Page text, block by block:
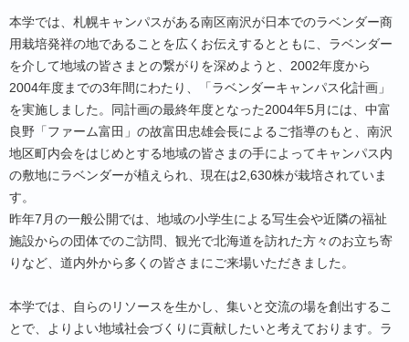
本学では、札幌キャンパスがある南区南沢が日本でのラベンダー商
用栽培発祥の地であることを広くお伝えするとともに、ラベンダー
を介して地域の皆さまとの繋がりを深めようと、2002年度から
2004年度までの3年間にわたり、「ラベンダーキャンパス化計画」
を実施しました。同計画の最終年度となった2004年5月には、中富
良野「ファーム富田」の故富田忠雄会長によるご指導のもと、南沢
地区町内会をはじめとする地域の皆さまの手によってキャンパス内
の敷地にラベンダーが植えられ、現在は2,630株が栽培されていま
す。
昨年7月の一般公開では、地域の小学生による写生会や近隣の福祉
施設からの団体でのご訪問、観光で北海道を訪れた方々のお立ち寄
りなど、道内外から多くの皆さまにご来場いただきました。
本学では、自らのリソースを生かし、集いと交流の場を創出するこ
とで、よりよい地域社会づくりに貢献したいと考えております。ラ